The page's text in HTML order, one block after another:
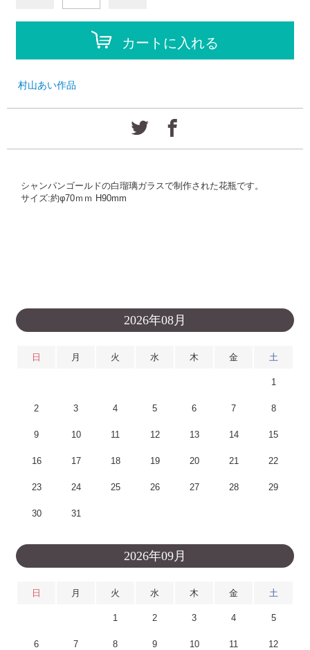
カートに入れる
村山あい作品
シャンパンゴールドの白瑠璃ガラスで制作された花瓶です。
サイズ:約φ70ｍｍ H90mm
2026年08月
日 月 火 水 木 金 土
1
2 3 4 5 6 7 8
9 10 11 12 13 14 15
16 17 18 19 20 21 22
23 24 25 26 27 28 29
30 31
2026年09月
日 月 火 水 木 金 土
1 2 3 4 5
6 7 8 9 10 11 12